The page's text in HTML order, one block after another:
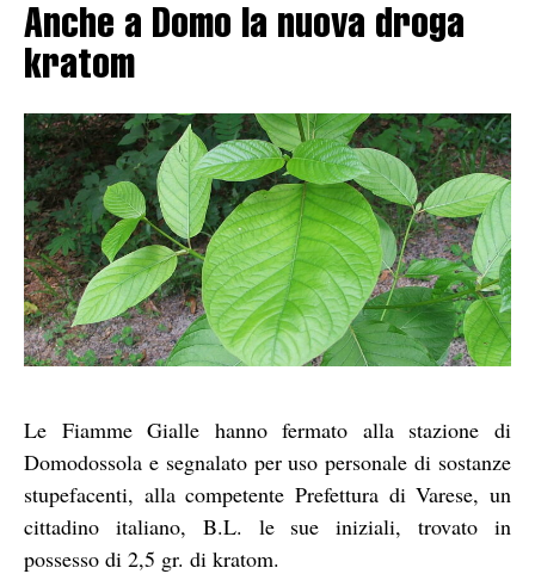
Anche a Domo la nuova droga
kratom
Le Fiamme Gialle hanno fermato alla stazione di
Domodossola e segnalato per uso personale di sostanze
stupefacenti, alla competente Prefettura di Varese, un
cittadino italiano, B.L. le sue iniziali, trovato in
possesso di 2,5 gr. di kratom.